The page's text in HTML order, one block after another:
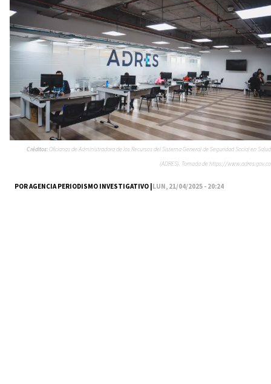
POR AGENCIA PERIODISMO INVESTIGATIVO |LUN, 21/04/2025 - 20:24
Créditos:Oficianas de Administradora de los Recursos del Sistema General de Seguridad Social en Salud
(ADRES). Tomada de https://www.adres.gov.co